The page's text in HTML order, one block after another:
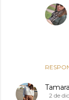
2 de